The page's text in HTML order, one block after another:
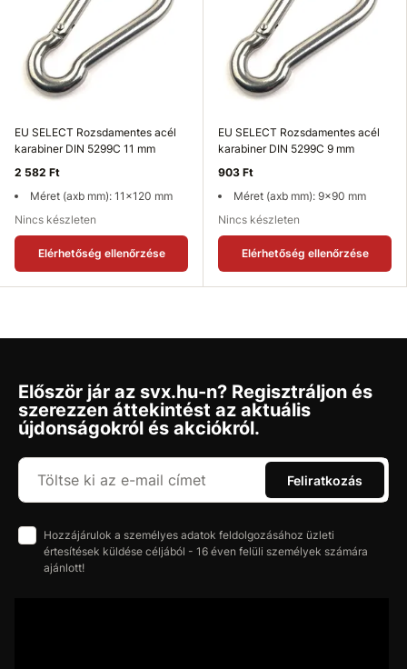
EU SELECT Rozsdamentes acél
karabiner DIN 5299C 11 mm
2 582 Ft
Méret (axb mm): 11x120 mm
Nincs készleten
Elérhetőség ellenőrzése
EU SELECT Rozsdamentes acél
karabiner DIN 5299C 9 mm
903 Ft
Méret (axb mm): 9x90 mm
Nincs készleten
Elérhetőség ellenőrzése
Először jár az svx.hu-n? Regisztráljon és
szerezzen áttekintést az aktuális
újdonságokról és akciókról.
Feliratkozás
Hozzájárulok a személyes adatok feldolgozásához üzleti
értesítések küldése céljából - 16 éven felüli személyek számára
ajánlott!